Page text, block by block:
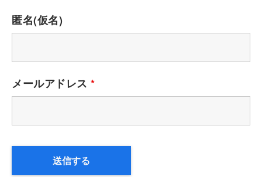
匿名(仮名)
メールアドレス *